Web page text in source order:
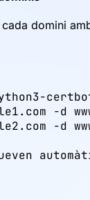
domini
-d
-d